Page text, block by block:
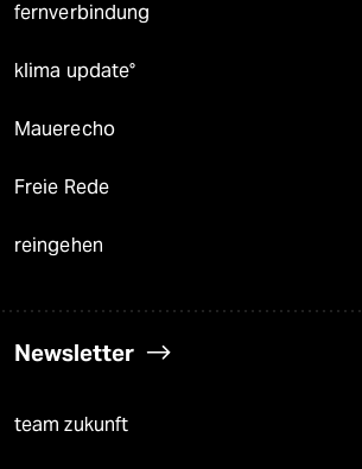
fernverbindung
klima update°
Mauerecho
Freie Rede
reingehen
Newsletter
team zukunft